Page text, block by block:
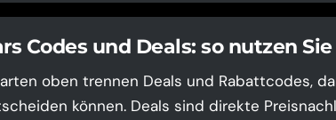
Codes und Deals: so nutzen
oben trennen Deals und Rabattcodes,
können. Deals sind direkte